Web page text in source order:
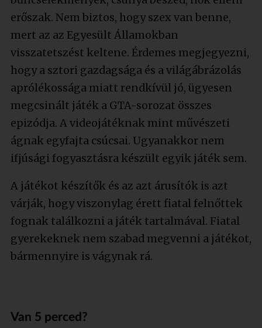
erőszak. Nem biztos, hogy szex van benne,
mert az az Egyesült Államokban
visszatetszést keltene. Érdemes megjegyezni,
hogy a sztori gazdagsága és a világábrázolás
aprólékossága miatt rendkívül jó, ügyesen
megcsinált játék a GTA-sorozat összes
epizódja. A videojátéknak mint művészeti
ágnak egyfajta csúcsai. Ugyanakkor nem
ifjúsági fogyasztásra készült egyik játék sem.
A játékot készítők és az azt árusítók is azt
várják, hogy viszonylag érett fiatal felnőttek
fognak találkozni a játék tartalmával. Fiatal
gyerekeknek nem szabad megvenni a játékot,
bármennyire is vágynak rá.
Van 5 perced?